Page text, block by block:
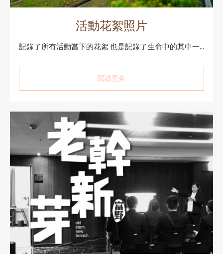
活動花絮照片
記錄了所有活動當下的花絮 也是記錄了生命中的其中一...
閱讀更多